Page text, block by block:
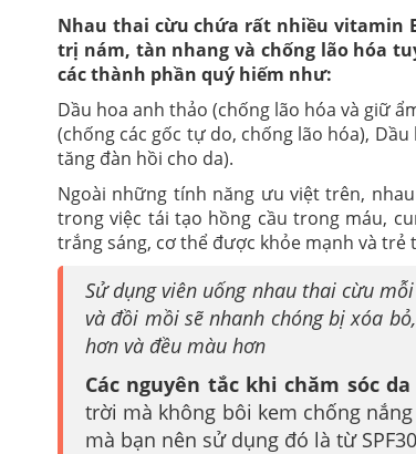
Nhau thai cừu chứa rất nhiều vitamin
trị nám, tàn nhang và chống lão hóa
các thành phần quý hiếm như:
Dầu hoa anh thảo (chống lão hóa và giữ
(chống các gốc tự do, chống lão hóa),
tăng đàn hồi cho da).
Ngoài những tính năng ưu việt trên,
trong việc tái tạo hồng cầu trong máu,
trắng sáng, cơ thể được khỏe mạnh và trẻ
Sử dụng viên uống nhau thai cừu
và đồi mồi sẽ nhanh chóng bị xóa
hơn và đều màu hơn
Các nguyên tắc khi chăm sóc
trời mà không bôi kem chống
mà bạn nên sử dụng đó là từ